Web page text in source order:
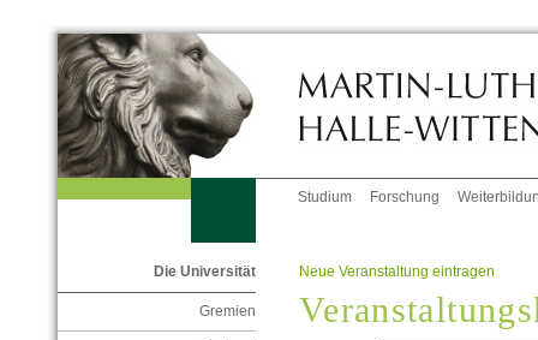
Studium Forschung
Die Universität
Gremien
Neue Veranstaltung eintragen